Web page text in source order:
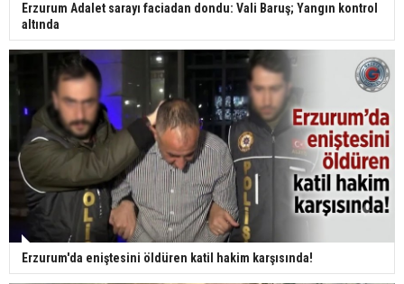
Erzurum Adalet sarayı faciadan dondu: Vali Baruş; Yangın kontrol
altında
Erzurum'da eniştesini öldüren katil hakim karşısında!